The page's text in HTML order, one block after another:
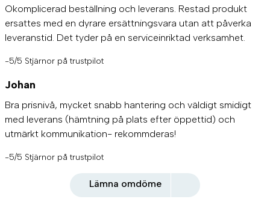
Okomplicerad beställning och leverans. Restad produkt
ersattes med en dyrare ersättningsvara utan att påverka
leveranstid. Det tyder på en serviceinriktad verksamhet.
-5/5 Stjärnor på trustpilot
Johan
Bra prisnivå, mycket snabb hantering och väldigt smidigt
med leverans (hämtning på plats efter öppettid) och
utmärkt kommunikation- rekommderas!
-5/5 Stjärnor på trustpilot
Lämna omdöme